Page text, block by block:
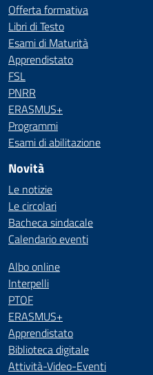
Offerta formativa
Libri di Testo
Esami di Maturità
Apprendistato
FSL
PNRR
ERASMUS+
Programmi
Esami di abilitazione
Novità
Le notizie
Le circolari
Bacheca sindacale
Calendario eventi
Albo online
Interpelli
PTOF
ERASMUS+
Apprendistato
Biblioteca digitale
Attività-Video-Eventi